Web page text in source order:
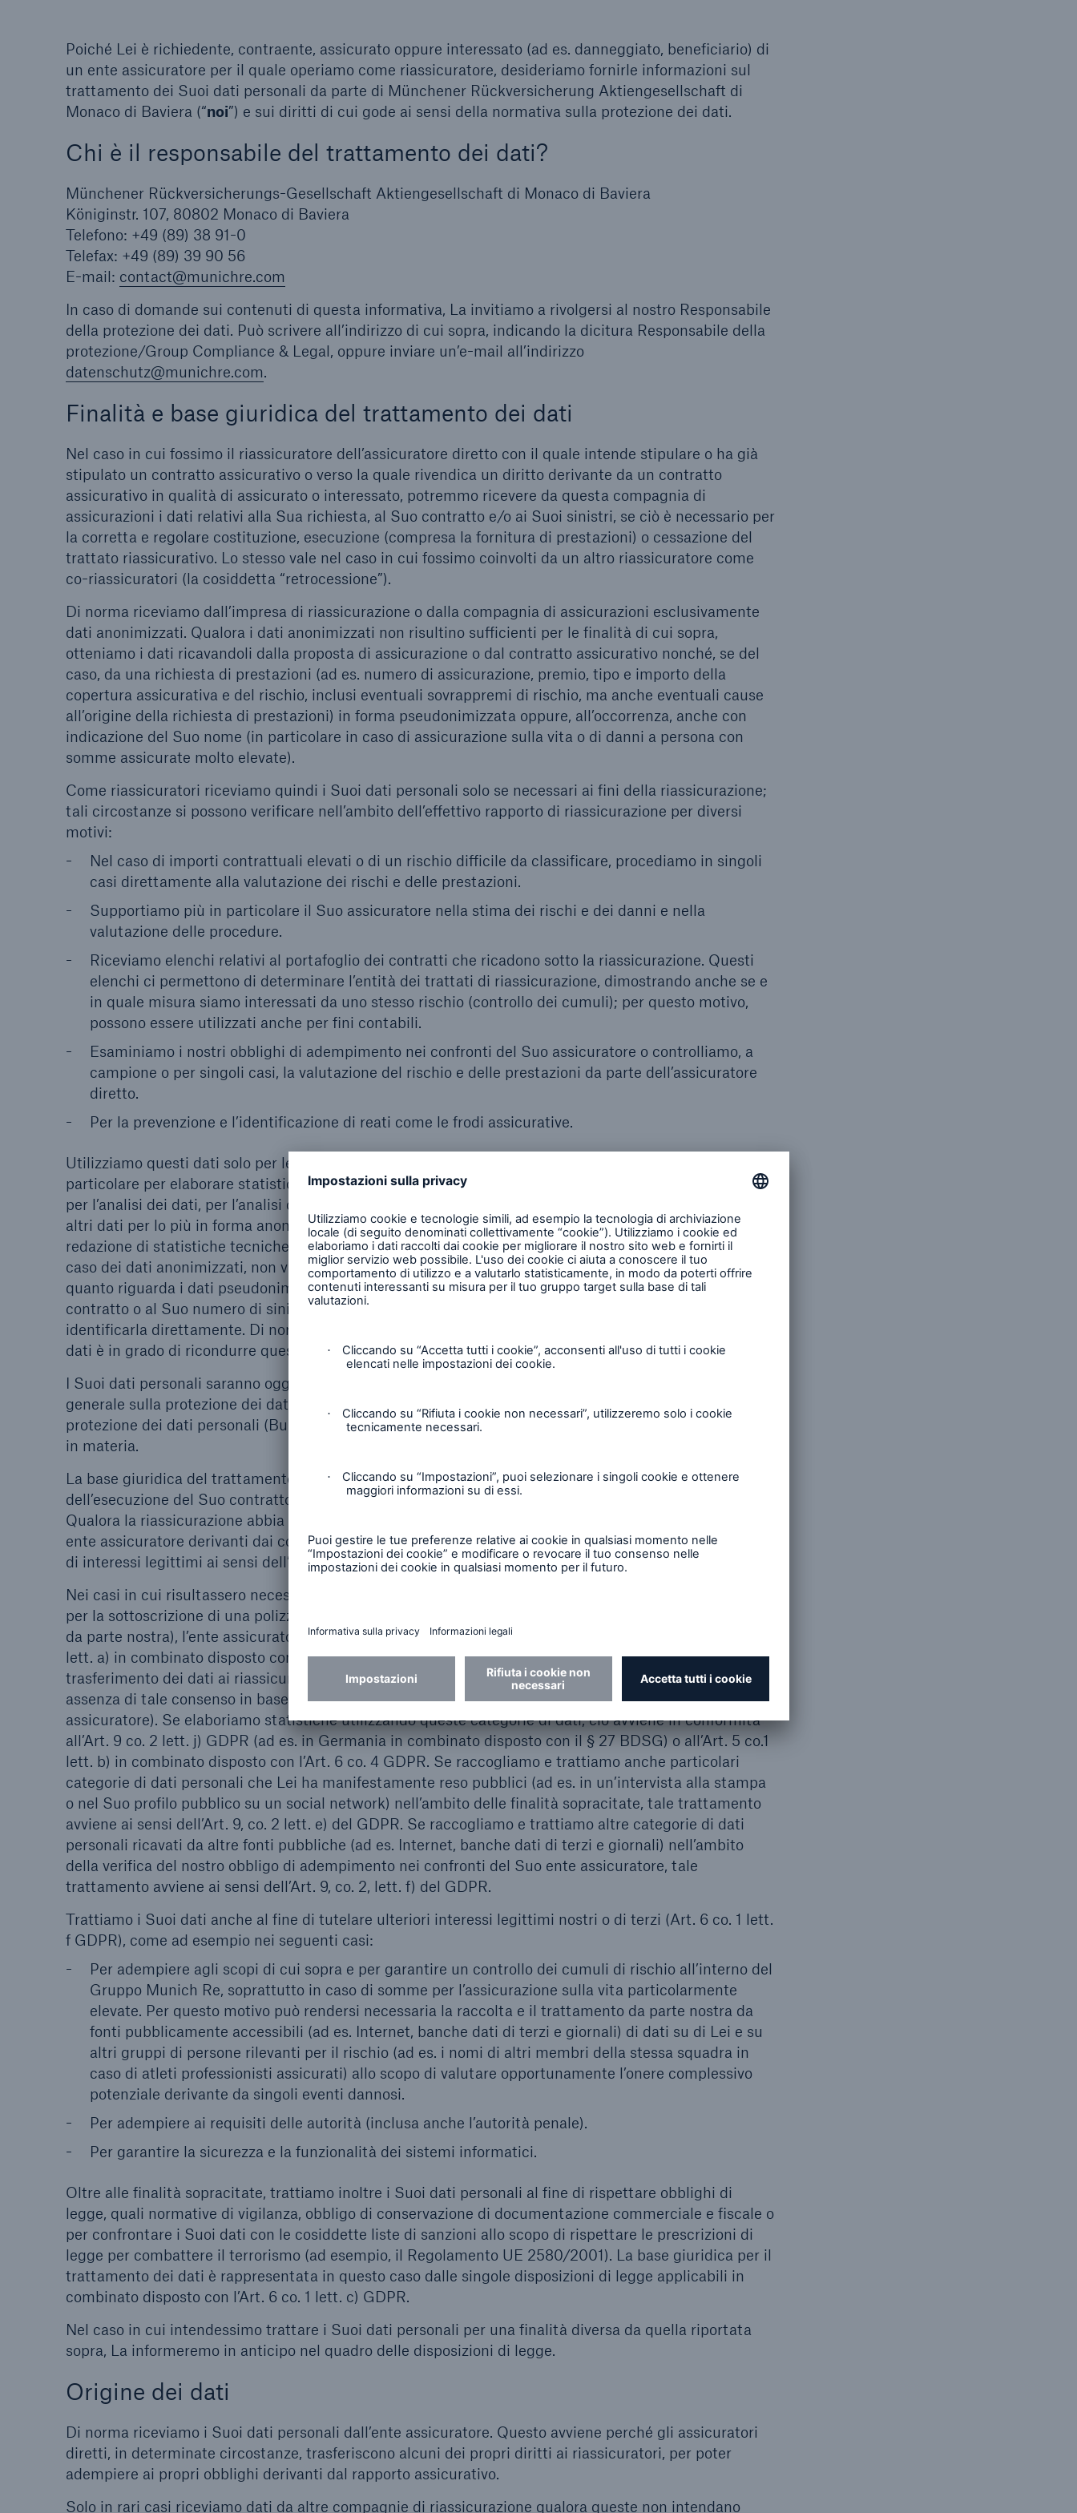
Poiché Lei è richiedente, contraente, assicurato oppure interessato (ad es. danneggiato, beneficiario) di
un ente assicuratore per il quale operiamo come riassicuratore, desideriamo fornirle informazioni sul
trattamento dei Suoi dati personali da parte di Münchener Rückversicherung Aktiengesellschaft di
Monaco di Baviera (“noi”) e sui diritti di cui gode ai sensi della normativa sulla protezione dei dati.
Chi è il responsabile del trattamento dei dati?
Münchener Rückversicherungs-Gesellschaft Aktiengesellschaft di Monaco di Baviera
Königinstr. 107, 80802 Monaco di Baviera
Telefono: +49 (89) 38 91-0
Telefax: +49 (89) 39 90 56
E-mail: contact@munichre.com
In caso di domande sui contenuti di questa informativa, La invitiamo a rivolgersi al nostro Responsabile
della protezione dei dati. Può scrivere all’indirizzo di cui sopra, indicando la dicitura Responsabile della
protezione/Group Compliance & Legal, oppure inviare un’e-mail all’indirizzo
datenschutz@munichre.com.
Finalità e base giuridica del trattamento dei dati
Nel caso in cui fossimo il riassicuratore dell’assicuratore diretto con il quale intende stipulare o ha già
stipulato un contratto assicurativo o verso la quale rivendica un diritto derivante da un contratto
assicurativo in qualità di assicurato o interessato, potremmo ricevere da questa compagnia di
assicurazioni i dati relativi alla Sua richiesta, al Suo contratto e/o ai Suoi sinistri, se ciò è necessario per
la corretta e regolare costituzione, esecuzione (compresa la fornitura di prestazioni) o cessazione del
trattato riassicurativo. Lo stesso vale nel caso in cui fossimo coinvolti da un altro riassicuratore come
co-riassicuratori (la cosiddetta “retrocessione”).
Di norma riceviamo dall’impresa di riassicurazione o dalla compagnia di assicurazioni esclusivamente
dati anonimizzati. Qualora i dati anonimizzati non risultino sufficienti per le finalità di cui sopra,
otteniamo i dati ricavandoli dalla proposta di assicurazione o dal contratto assicurativo nonché, se del
caso, da una richiesta di prestazioni (ad es. numero di assicurazione, premio, tipo e importo della
copertura assicurativa e del rischio, inclusi eventuali sovrappremi di rischio, ma anche eventuali cause
all’origine della richiesta di prestazioni) in forma pseudonimizzata oppure, all’occorrenza, anche con
indicazione del Suo nome (in particolare in caso di assicurazione sulla vita o di danni a persona con
somme assicurate molto elevate).
Come riassicuratori riceviamo quindi i Suoi dati personali solo se necessari ai fini della riassicurazione;
tali circostanze si possono verificare nell’ambito dell’effettivo rapporto di riassicurazione per diversi
motivi:
Nel caso di importi contrattuali elevati o di un rischio difficile da classificare, procediamo in singoli
casi direttamente alla valutazione dei rischi e delle prestazioni.
Supportiamo più in particolare il Suo assicuratore nella stima dei rischi e dei danni e nella
valutazione delle procedure.
Riceviamo elenchi relativi al portafoglio dei contratti che ricadono sotto la riassicurazione. Questi
elenchi ci permettono di determinare l’entità dei trattati di riassicurazione, dimostrando anche se e
in quale misura siamo interessati da uno stesso rischio (controllo dei cumuli); per questo motivo,
possono essere utilizzati anche per fini contabili.
Esaminiamo i nostri obblighi di adempimento nei confronti del Suo assicuratore o controlliamo, a
campione o per singoli casi, la valutazione del rischio e delle prestazioni da parte dell’assicuratore
diretto.
Per la prevenzione e l’identificazione di reati come le frodi assicurative.
Utilizziamo questi dati solo per le finalità sopra riportate e per altri scopi con esse compatibili (in
particolare per elaborare statistiche tecniche sulle assicurazioni, ad es. per lo sviluppo di nuove tariffe,
per l’analisi dei dati, per l’analisi di schemi di danno o per rispettare normative di vigilanza). Riceviamo
altri dati per lo più in forma anonimizzata o, se richiesto a fini statistici, pseudonimizzata, per la
redazione di statistiche tecniche generali (ad es. sulla mortalità) o per la classificazione dei rischi. Nel
caso dei dati anonimizzati, non vi è alcuna possibilità di collegare le informazioni alla Sua persona. Per
quanto riguarda i dati pseudonimizzati, riceviamo le informazioni rilevanti insieme al Suo numero di
contratto o al Suo numero di sinistro, ma non il Suo nome o altre informazioni che permettono di
identificarla direttamente. Di norma solo la compagnia di assicurazioni che ci mette a disposizione i
dati è in grado di ricondurre questi dati pseudonimizzati (ad es. il numero di sinistro) alla Sua persona.
I Suoi dati personali saranno oggetto di trattamento nel rispetto delle disposizioni del Regolamento
generale sulla protezione dei dati (GDPR) dell’Unione europea, della legge federale tedesca sulla
protezione dei dati personali (Bundesdatenschutzgesetz - BDSG) nonché di tutte le altre leggi rilevanti
in materia.
La base giuridica del trattamento dei Suoi dati personali nel quadro della sottoscrizione o
dell’esecuzione del Suo contratto assicurativo con l’ente assicuratore è l’Art. 6, co. 1 lett. b) del GDPR.
Qualora la riassicurazione abbia luogo per garantire la capacità di adempimento degli obblighi del Suo
ente assicuratore derivanti dai contratti assicurativi di quest’ultimo, il trattamento si basa sulla tutela
di interessi legittimi ai sensi dell’Art. 6 co. 1 lett. f) del GDPR.
Nei casi in cui risultassero necessarie particolari categorie di dati personali (ad es. i Suoi dati sanitari
per la sottoscrizione di una polizza di assicurazione sulla vita e la verifica di un obbligo di adempimento
da parte nostra), l’ente assicuratore acquisirà regolarmente il Suo consenso ai sensi dell’Art. 9, co. 2,
lett. a) in combinato disposto con l’Art. 7 del GDPR anche a beneficio del riassicuratore, salvo che un
trasferimento dei dati ai riassicuratori e il trattamento degli stessi da parte loro non siano ammessi in
assenza di tale consenso in base a normative vigenti (in particolare nel luogo in cui ha sede il Suo ente
assicuratore). Se elaboriamo statistiche utilizzando queste categorie di dati, ciò avviene in conformità
all’Art. 9 co. 2 lett. j) GDPR (ad es. in Germania in combinato disposto con il § 27 BDSG) o all’Art. 5 co.1
lett. b) in combinato disposto con l’Art. 6 co. 4 GDPR. Se raccogliamo e trattiamo anche particolari
categorie di dati personali che Lei ha manifestamente reso pubblici (ad es. in un’intervista alla stampa
o nel Suo profilo pubblico su un social network) nell’ambito delle finalità sopracitate, tale trattamento
avviene ai sensi dell’Art. 9, co. 2 lett. e) del GDPR. Se raccogliamo e trattiamo altre categorie di dati
personali ricavati da altre fonti pubbliche (ad es. Internet, banche dati di terzi e giornali) nell’ambito
della verifica del nostro obbligo di adempimento nei confronti del Suo ente assicuratore, tale
trattamento avviene ai sensi dell’Art. 9, co. 2, lett. f) del GDPR.
Trattiamo i Suoi dati anche al fine di tutelare ulteriori interessi legittimi nostri o di terzi (Art. 6 co. 1 lett.
f GDPR), come ad esempio nei seguenti casi:
Per adempiere agli scopi di cui sopra e per garantire un controllo dei cumuli di rischio all’interno del
Gruppo Munich Re, soprattutto in caso di somme per l’assicurazione sulla vita particolarmente
elevate. Per questo motivo può rendersi necessaria la raccolta e il trattamento da parte nostra da
fonti pubblicamente accessibili (ad es. Internet, banche dati di terzi e giornali) di dati su di Lei e su
altri gruppi di persone rilevanti per il rischio (ad es. i nomi di altri membri della stessa squadra in
caso di atleti professionisti assicurati) allo scopo di valutare opportunamente l’onere complessivo
potenziale derivante da singoli eventi dannosi.
Per adempiere ai requisiti delle autorità (inclusa anche l’autorità penale).
Per garantire la sicurezza e la funzionalità dei sistemi informatici.
Oltre alle finalità sopracitate, trattiamo inoltre i Suoi dati personali al fine di rispettare obblighi di
legge, quali normative di vigilanza, obbligo di conservazione di documentazione commerciale e fiscale o
per confrontare i Suoi dati con le cosiddette liste di sanzioni allo scopo di rispettare le prescrizioni di
legge per combattere il terrorismo (ad esempio, il Regolamento UE 2580/2001). La base giuridica per il
trattamento dei dati è rappresentata in questo caso dalle singole disposizioni di legge applicabili in
combinato disposto con l’Art. 6 co. 1 lett. c) GDPR.
Nel caso in cui intendessimo trattare i Suoi dati personali per una finalità diversa da quella riportata
sopra, La informeremo in anticipo nel quadro delle disposizioni di legge.
Origine dei dati
Di norma riceviamo i Suoi dati personali dall’ente assicuratore. Questo avviene perché gli assicuratori
diretti, in determinate circostanze, trasferiscono alcuni dei propri diritti ai riassicuratori, per poter
adempiere ai propri obblighi derivanti dal rapporto assicurativo.
Solo in rari casi riceviamo dati da altre compagnie di riassicurazione qualora queste non intendano